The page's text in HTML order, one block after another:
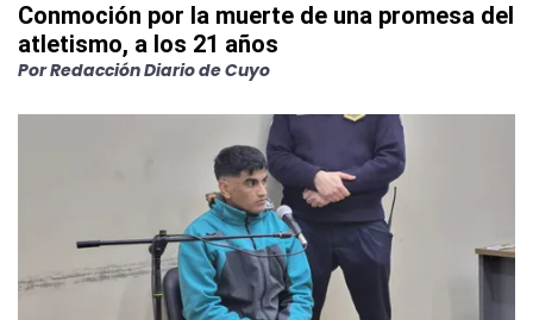
Conmoción por la muerte de una promesa del
atletismo, a los 21 años
PorRedacción Diario de Cuyo